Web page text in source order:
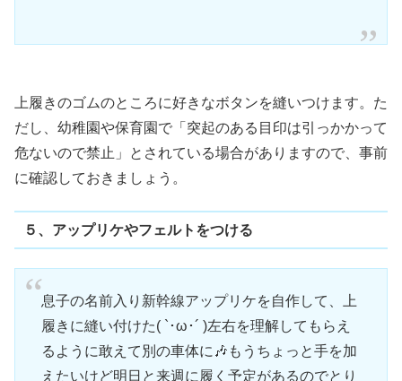
上履きのゴムのところに好きなボタンを縫いつけます。た
だし、幼稚園や保育園で「突起のある目印は引っかかって
危ないので禁止」とされている場合がありますので、事前
に確認しておきましょう。
５、アップリケやフェルトをつける
息子の名前入り新幹線アップリケを自作して、上
履きに縫い付けた( `･ω･´ )左右を理解してもらえ
るように敢えて別の車体に🎶もうちょっと手を加
えたいけど明日と来週に履く予定があるのでとり